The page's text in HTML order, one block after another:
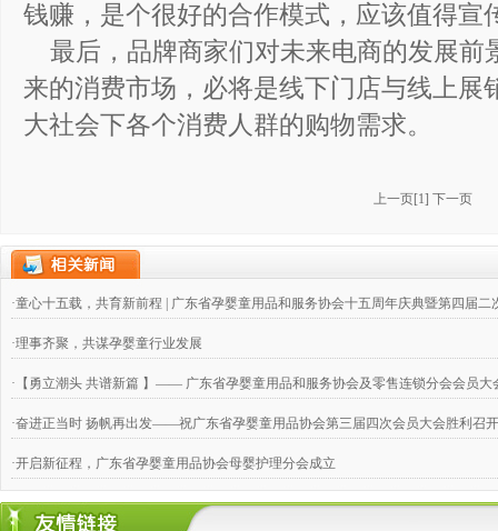
钱赚，是个很好的合作模式，应该值得宣
最后，品牌商家们对未来电商的发展前
来的消费市场，必将是线下门店与线上展
大社会下各个消费人群的购物需求。
上一页[1]下一页
·童心十五载，共育新前程 | 广东省孕婴童用品和服务协会十五周年庆典暨第四届二
·理事齐聚，共谋孕婴童行业发展
·【勇立潮头 共谱新篇 】—— 广东省孕婴童用品和服务协会及零售连锁分会会员大
·奋进正当时 扬帆再出发——祝广东省孕婴童用品协会第三届四次会员大会胜利召开
·开启新征程，广东省孕婴童用品协会母婴护理分会成立
·四家省级协会协商共建“南粤家政”4个家政人才培养与评价专业委员会，合力推动